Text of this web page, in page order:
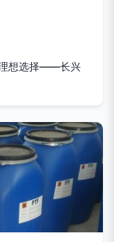
理想选择——长兴